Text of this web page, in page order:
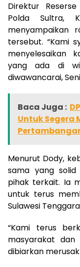
Direktur
Polda Sultra,
menyampaikan
tersebut. “Kami
menyelesaikan
yang ada di
diwawancarai,
Baca Juga :
Untuk Segera
Menurut Dody,
sama yang
pihak terkait. Ia
untuk terus
Sulawesi
“Kami terus
masyarakat
dibiarkan